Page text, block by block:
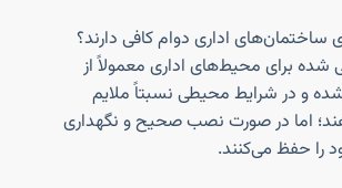
ساختمان‌های اداری دوام کافی دارند؟
شده برای محیط‌های اداری معمولاً از
و در شرایط محیطی نسبتاً ملایم
اما در صورت نصب صحیح و نگهداری
را حفظ می‌کنند.